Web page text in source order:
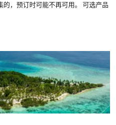
，预订时可能不再可用。 可选产品